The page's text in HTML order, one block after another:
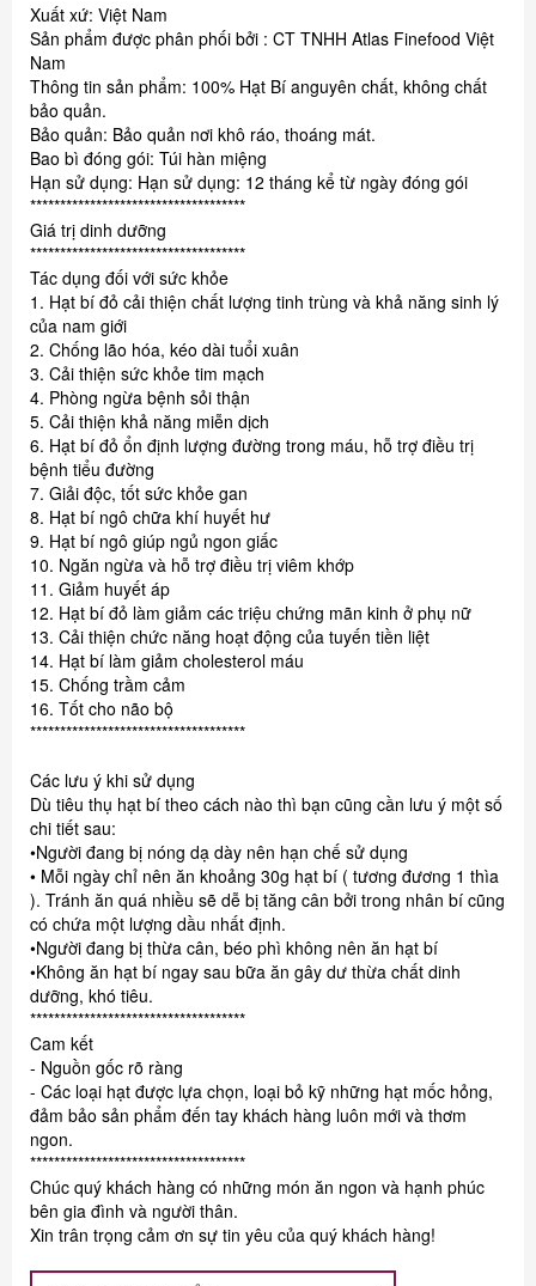
Xuất xứ: Việt Nam
Sản phẩm được phân phối bởi : CT TNHH Atlas Finefood Việt
Nam
Thông tin sản phẩm: 100% Hạt Bí anguyên chất, không chất
bảo quản.
Bảo quản: Bảo quản nơi khô ráo, thoáng mát.
Bao bì đóng gói: Túi hàn miệng
Hạn sử dụng: Hạn sử dụng: 12 tháng kể từ ngày đóng gói
************************************
Giá trị dinh dưỡng
************************************
Tác dụng đối với sức khỏe
1. Hạt bí đỏ cải thiện chất lượng tinh trùng và khả năng sinh lý
của nam giới
2. Chống lão hóa, kéo dài tuổi xuân
3. Cải thiện sức khỏe tim mạch
4. Phòng ngừa bệnh sỏi thận
5. Cải thiện khả năng miễn dịch
6. Hạt bí đỏ ổn định lượng đường trong máu, hỗ trợ điều trị
bệnh tiểu đường
7. Giải độc, tốt sức khỏe gan
8. Hạt bí ngô chữa khí huyết hư
9. Hạt bí ngô giúp ngủ ngon giấc
10. Ngăn ngừa và hỗ trợ điều trị viêm khớp
11. Giảm huyết áp
12. Hạt bí đỏ làm giảm các triệu chứng mãn kinh ở phụ nữ
13. Cải thiện chức năng hoạt động của tuyến tiền liệt
14. Hạt bí làm giảm cholesterol máu
15. Chống trầm cảm
16. Tốt cho não bộ
************************************
Các lưu ý khi sử dụng
Dù tiêu thụ hạt bí theo cách nào thì bạn cũng cần lưu ý một số
chi tiết sau:
•Người đang bị nóng dạ dày nên hạn chế sử dụng
• Mỗi ngày chỉ nên ăn khoảng 30g hạt bí ( tương đương 1 thìa
). Tránh ăn quá nhiều sẽ dễ bị tăng cân bởi trong nhân bí cũng
có chứa một lượng dầu nhất định.
•Người đang bị thừa cân, béo phì không nên ăn hạt bí
•Không ăn hạt bí ngay sau bữa ăn gây dư thừa chất dinh
dưỡng, khó tiêu.
************************************
Cam kết
- Nguồn gốc rõ ràng
- Các loại hạt được lựa chọn, loại bỏ kỹ những hạt mốc hỏng,
đảm bảo sản phẩm đến tay khách hàng luôn mới và thơm
ngon.
************************************
Chúc quý khách hàng có những món ăn ngon và hạnh phúc
bên gia đình và người thân.
Xin trân trọng cảm ơn sự tin yêu của quý khách hàng!